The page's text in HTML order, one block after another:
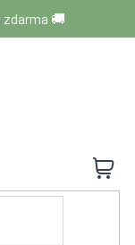
zdarma 🚚